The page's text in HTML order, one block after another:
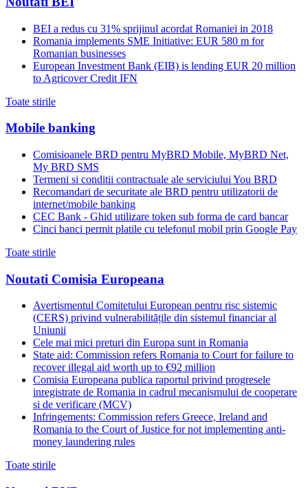
BEI a redus cu 31% sprijinul acordat Romaniei in 2018
Romania implements SME Initiative: EUR 580 m for
Romanian businesses
European Investment Bank (EIB) is lending EUR 20 million
to Agricover Credit IFN
Toate stirile
Mobile banking
Comisioanele BRD pentru MyBRD Mobile, MyBRD Net,
My BRD SMS
Termeni si conditii contractuale ale serviciului You BRD
Recomandari de securitate ale BRD pentru utilizatorii de
internet/mobile banking
CEC Bank - Ghid utilizare token sub forma de card bancar
Cinci banci permit platile cu telefonul mobil prin Google Pay
Toate stirile
Noutati Comisia Europeana
Avertismentul Comitetului European pentru risc sistemic
(CERS) privind vulnerabilitățile din sistemul financiar al
Uniunii
Cele mai mici preturi din Europa sunt in Romania
State aid: Commission refers Romania to Court for failure to
recover illegal aid worth up to €92 million
Comisia Europeana publica raportul privind progresele
inregistrate de Romania in cadrul mecanismului de cooperare
si de verificare (MCV)
Infringements: Commission refers Greece, Ireland and
Romania to the Court of Justice for not implementing anti-
money laundering rules
Toate stirile